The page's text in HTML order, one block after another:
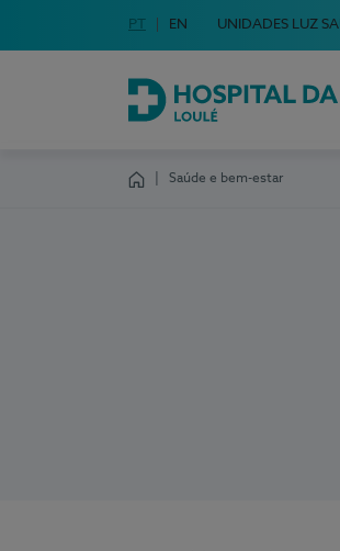
Escolha o seu idioma
Idioma em Português
PT English Language
EN UNIDADES LUZ
Hospital da Luz Loulé
Saúde e bem-estar